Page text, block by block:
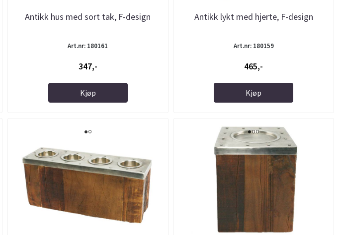
Antikk hus med sort tak, F-design
Art.nr: 180161
347,-
Kjøp
Antikk lykt med hjerte, F-design
Art.nr: 180159
465,-
Kjøp